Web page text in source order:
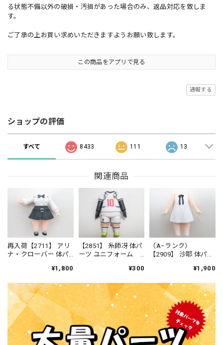
る状態不備以外の破損・汚損があった場合のみ、返品対応を致しま
す。
ご了承の上お買い求めいただきますようお願い致します。
この商品をアプリで見る
通報する
ショップの評価
すべて 8433 111 13
関連商品
再入荷【2711】 アリ
ナ・クローバー 体パ
ンマー付き） ねん
¥1,800
【2851】 糸師冴 体パ
ーツ ユニフォーム
¥300
（A−ランク）
【2909】 沙耶 体パー
¥1,900